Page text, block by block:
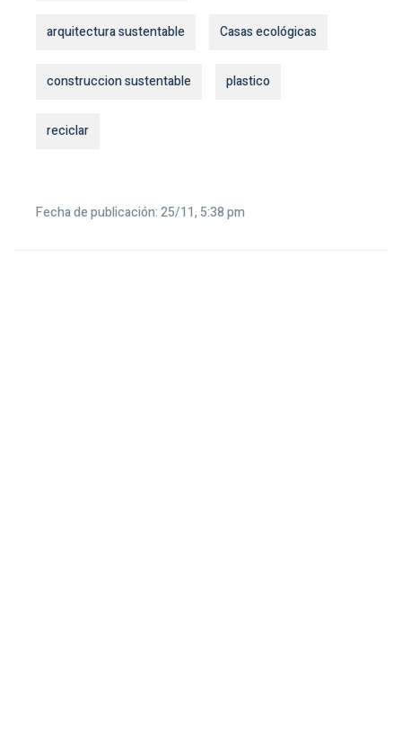
arquitectura sustentable Casas ecológicas
construccion sustentable plastico
reciclar
Fecha de publicación: 25/11, 5:38 pm